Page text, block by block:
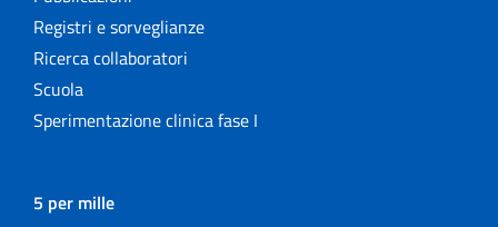
Registri e sorveglianze
Ricerca collaboratori
Scuola
Sperimentazione clinica fase I
5 per mille